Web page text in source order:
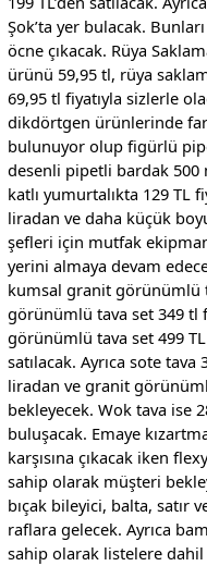
Şok’ta yer bulacak.
öcne çıkacak. Rüya
ürünü 59,95 tl, rüya
69,95 tl fiyatıyla sizlerle
dikdörtgen ürünlerinde
bulunuyor olup figürlü
desenli pipetli bardak
katlı yumurtalıkta 129 TL
liradan ve daha küçük
şefleri için mutfak
yerini almaya devam
kumsal granit görünümlü
görünümlü tava set 349 tl
görünümlü tava set 499
satılacak. Ayrıca sote
liradan ve granit
bekleyecek. Wok tava ise
buluşacak. Emaye
karşısına çıkacak iken
sahip olarak müşteri
bıçak bileyici, balta, satır
raflara gelecek. Ayrıca
sahip olarak listelere dahil